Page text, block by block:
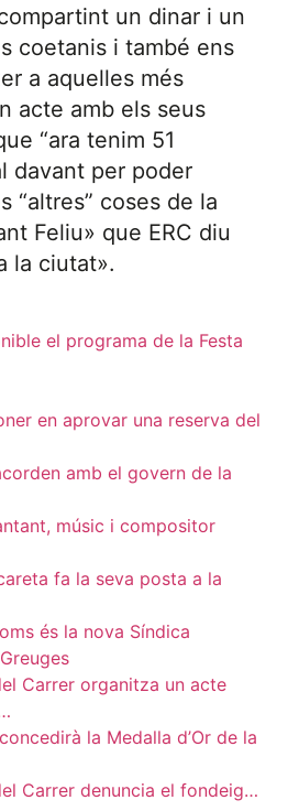
un dinar i un
coetanis i també ens
a aquelles més
acte amb els seus
“ara tenim 51
davant per poder
“altres” coses de la
Feliu» que ERC diu
la ciutat».
el programa de la Festa
en aprovar una reserva del
amb el govern de la
músic i compositor
fa la seva posta a la
és la nova Síndica
Carrer organitza un acte
la Medalla d’Or de la
Carrer denuncia el fondeig…